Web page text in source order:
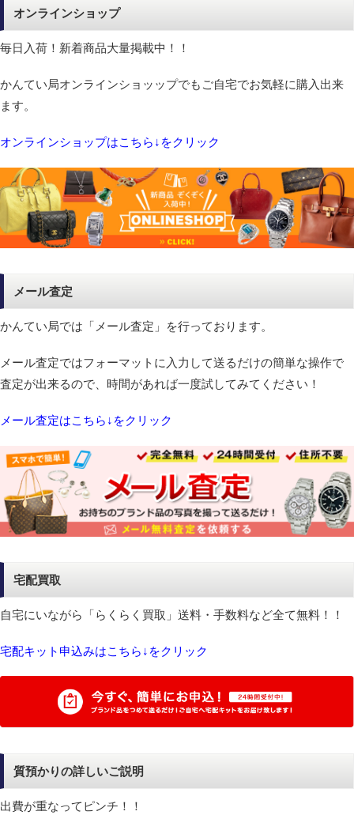
オンラインショップ
毎日入荷！新着商品大量掲載中！！
かんてい局オンラインショッップでもご自宅でお気軽に購入出来
ます。
オンラインショップはこちら↓をクリック
メール査定
かんてい局では「メール査定」を行っております。
メール査定ではフォーマットに入力して送るだけの簡単な操作で
査定が出来るので、時間があれば一度試してみてください！
メール査定はこちら↓をクリック
宅配買取
自宅にいながら「らくらく買取」送料・手数料など全て無料！！
宅配キット申込みはこちら↓をクリック
質預かりの詳しいご説明
出費が重なってピンチ！！